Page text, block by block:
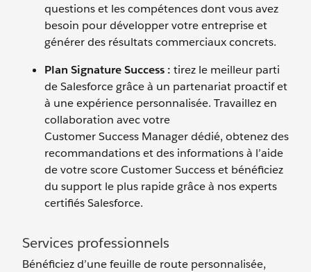
questions et les compétences dont vous avez
besoin pour développer votre entreprise et
générer des résultats commerciaux concrets.
Plan Signature Success : tirez le meilleur parti
de Salesforce grâce à un partenariat proactif et
à une expérience personnalisée. Travaillez en
collaboration avec votre
Customer Success Manager dédié, obtenez des
recommandations et des informations à l’aide
de votre score Customer Success et bénéficiez
du support le plus rapide grâce à nos experts
certifiés Salesforce.
Services professionnels
Bénéficiez d’une feuille de route personnalisée,